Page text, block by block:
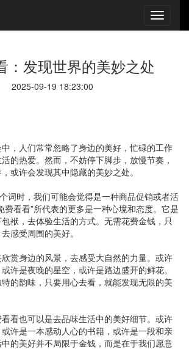
：发现世界的美妙之处
2025-09-19 18:23:00
，人们常常忽略了身边的美好，忙碌的工作
的热爱。然而，不妨停下脚步，放慢节奏，
或许会发现其中隐藏的美妙之处。
词时，我们可能会觉得是一种商品促销或者活
费看看”所代表的更多是一种心境和态度。它是
袱，去体验生活的方式。无需花费金钱，只
感受周围的美好。
赏身边的风景，去感受大自然的力量。或许
许是夜晚的星空，或许是路边盛开的鲜花。
的韵味，只要用心去看，就能发现无限的美
看也可以是去品味生活中的美好细节。或许
许是一本感动人心的书籍，或许是一段和亲
的美好并不局限于金钱，而是在于我们愿意